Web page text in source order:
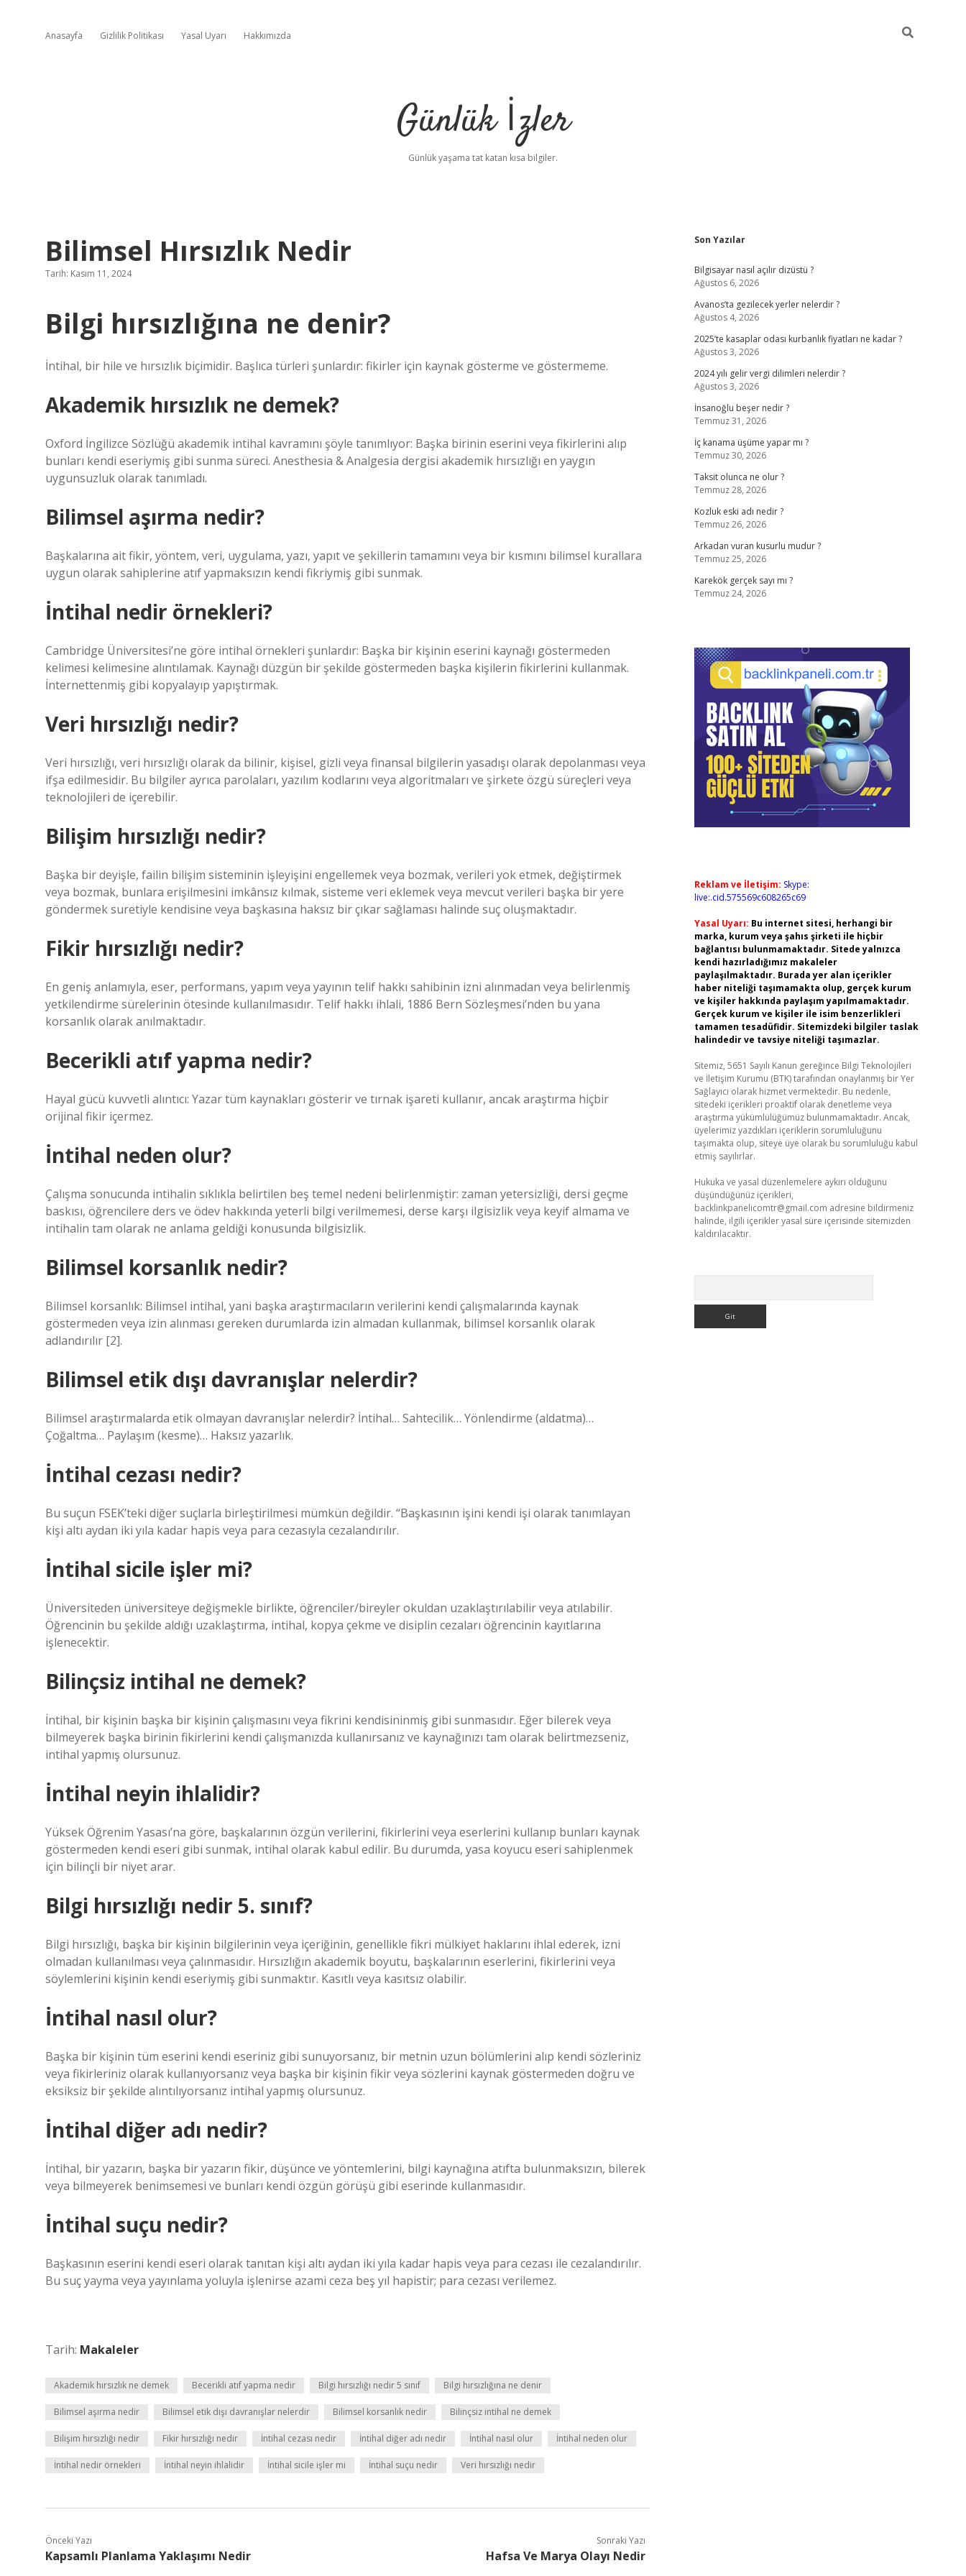
Anasayfa Gizlilik Politikası Yasal Uyarı Hakkımızda
Günlük İzler
Günlük yaşama tat katan kısa bilgiler.
Bilimsel Hırsızlık Nedir
Tarih: Kasım 11, 2024
Bilgi hırsızlığına ne denir?
İntihal, bir hile ve hırsızlık biçimidir. Başlıca türleri şunlardır: fikirler için kaynak gösterme ve göstermeme.
Akademik hırsızlık ne demek?
Oxford İngilizce Sözlüğü akademik intihal kavramını şöyle tanımlıyor: Başka birinin eserini veya fikirlerini alıp
bunları kendi eseriymiş gibi sunma süreci. Anesthesia & Analgesia dergisi akademik hırsızlığı en yaygın
uygunsuzluk olarak tanımladı.
Bilimsel aşırma nedir?
Başkalarına ait fikir, yöntem, veri, uygulama, yazı, yapıt ve şekillerin tamamını veya bir kısmını bilimsel kurallara
uygun olarak sahiplerine atıf yapmaksızın kendi fikriymiş gibi sunmak.
İntihal nedir örnekleri?
Cambridge Üniversitesi’ne göre intihal örnekleri şunlardır: Başka bir kişinin eserini kaynağı göstermeden
kelimesi kelimesine alıntılamak. Kaynağı düzgün bir şekilde göstermeden başka kişilerin fikirlerini kullanmak.
İnternettenmiş gibi kopyalayıp yapıştırmak.
Veri hırsızlığı nedir?
Veri hırsızlığı, veri hırsızlığı olarak da bilinir, kişisel, gizli veya finansal bilgilerin yasadışı olarak depolanması veya
ifşa edilmesidir. Bu bilgiler ayrıca parolaları, yazılım kodlarını veya algoritmaları ve şirkete özgü süreçleri veya
teknolojileri de içerebilir.
Bilişim hırsızlığı nedir?
Başka bir deyişle, failin bilişim sisteminin işleyişini engellemek veya bozmak, verileri yok etmek, değiştirmek
veya bozmak, bunlara erişilmesini imkânsız kılmak, sisteme veri eklemek veya mevcut verileri başka bir yere
göndermek suretiyle kendisine veya başkasına haksız bir çıkar sağlaması halinde suç oluşmaktadır.
Fikir hırsızlığı nedir?
En geniş anlamıyla, eser, performans, yapım veya yayının telif hakkı sahibinin izni alınmadan veya belirlenmiş
yetkilendirme sürelerinin ötesinde kullanılmasıdır. Telif hakkı ihlali, 1886 Bern Sözleşmesi’nden bu yana
korsanlık olarak anılmaktadır.
Becerikli atıf yapma nedir?
Hayal gücü kuvvetli alıntıcı: Yazar tüm kaynakları gösterir ve tırnak işareti kullanır, ancak araştırma hiçbir
orijinal fikir içermez.
İntihal neden olur?
Çalışma sonucunda intihalin sıklıkla belirtilen beş temel nedeni belirlenmiştir: zaman yetersizliği, dersi geçme
baskısı, öğrencilere ders ve ödev hakkında yeterli bilgi verilmemesi, derse karşı ilgisizlik veya keyif almama ve
intihalin tam olarak ne anlama geldiği konusunda bilgisizlik.
Bilimsel korsanlık nedir?
Bilimsel korsanlık: Bilimsel intihal, yani başka araştırmacıların verilerini kendi çalışmalarında kaynak
göstermeden veya izin alınması gereken durumlarda izin almadan kullanmak, bilimsel korsanlık olarak
adlandırılır [2].
Bilimsel etik dışı davranışlar nelerdir?
Bilimsel araştırmalarda etik olmayan davranışlar nelerdir? İntihal… Sahtecilik… Yönlendirme (aldatma)…
Çoğaltma… Paylaşım (kesme)… Haksız yazarlık.
İntihal cezası nedir?
Bu suçun FSEK’teki diğer suçlarla birleştirilmesi mümkün değildir. “Başkasının işini kendi işi olarak tanımlayan
kişi altı aydan iki yıla kadar hapis veya para cezasıyla cezalandırılır.
İntihal sicile işler mi?
Üniversiteden üniversiteye değişmekle birlikte, öğrenciler/bireyler okuldan uzaklaştırılabilir veya atılabilir.
Öğrencinin bu şekilde aldığı uzaklaştırma, intihal, kopya çekme ve disiplin cezaları öğrencinin kayıtlarına
işlenecektir.
Bilinçsiz intihal ne demek?
İntihal, bir kişinin başka bir kişinin çalışmasını veya fikrini kendisininmiş gibi sunmasıdır. Eğer bilerek veya
bilmeyerek başka birinin fikirlerini kendi çalışmanızda kullanırsanız ve kaynağınızı tam olarak belirtmezseniz,
intihal yapmış olursunuz.
İntihal neyin ihlalidir?
Yüksek Öğrenim Yasası’na göre, başkalarının özgün verilerini, fikirlerini veya eserlerini kullanıp bunları kaynak
göstermeden kendi eseri gibi sunmak, intihal olarak kabul edilir. Bu durumda, yasa koyucu eseri sahiplenmek
için bilinçli bir niyet arar.
Bilgi hırsızlığı nedir 5. sınıf?
Bilgi hırsızlığı, başka bir kişinin bilgilerinin veya içeriğinin, genellikle fikri mülkiyet haklarını ihlal ederek, izni
olmadan kullanılması veya çalınmasıdır. Hırsızlığın akademik boyutu, başkalarının eserlerini, fikirlerini veya
söylemlerini kişinin kendi eseriymiş gibi sunmaktır. Kasıtlı veya kasıtsız olabilir.
İntihal nasıl olur?
Başka bir kişinin tüm eserini kendi eseriniz gibi sunuyorsanız, bir metnin uzun bölümlerini alıp kendi sözleriniz
veya fikirleriniz olarak kullanıyorsanız veya başka bir kişinin fikir veya sözlerini kaynak göstermeden doğru ve
eksiksiz bir şekilde alıntılıyorsanız intihal yapmış olursunuz.
İntihal diğer adı nedir?
İntihal, bir yazarın, başka bir yazarın fikir, düşünce ve yöntemlerini, bilgi kaynağına atıfta bulunmaksızın, bilerek
veya bilmeyerek benimsemesi ve bunları kendi özgün görüşü gibi eserinde kullanmasıdır.
İntihal suçu nedir?
Başkasının eserini kendi eseri olarak tanıtan kişi altı aydan iki yıla kadar hapis veya para cezası ile cezalandırılır.
Bu suç yayma veya yayınlama yoluyla işlenirse azami ceza beş yıl hapistir; para cezası verilemez.
Tarih: Makaleler
Akademik hırsızlık ne demek Becerikli atıf yapma nedir Bilgi hırsızlığı nedir 5 sınıf Bilgi hırsızlığına ne denir
Bilimsel aşırma nedir Bilimsel etik dışı davranışlar nelerdir Bilimsel korsanlık nedir Bilinçsiz intihal ne demek
Bilişim hırsızlığı nedir Fikir hırsızlığı nedir İntihal cezası nedir İntihal diğer adı nedir İntihal nasıl olur İntihal neden olur
İntihal nedir örnekleri İntihal neyin ihlalidir İntihal sicile işler mi İntihal suçu nedir Veri hırsızlığı nedir
Önceki Yazı
Kapsamlı Planlama Yaklaşımı Nedir
Sonraki Yazı
Hafsa Ve Marya Olayı Nedir
Sidebar
Son Yazılar
Bilgisayar nasıl açılır dizüstü ?
Ağustos 6, 2026
Avanos’ta gezilecek yerler nelerdir ?
Ağustos 4, 2026
2025’te kasaplar odası kurbanlık fiyatları ne kadar ?
Ağustos 3, 2026
2024 yılı gelir vergi dilimleri nelerdir ?
Ağustos 3, 2026
İnsanoğlu beşer nedir ?
Temmuz 31, 2026
İç kanama üşüme yapar mı ?
Temmuz 30, 2026
Taksit olunca ne olur ?
Temmuz 28, 2026
Kozluk eski adı nedir ?
Temmuz 26, 2026
Arkadan vuran kusurlu mudur ?
Temmuz 25, 2026
Karekök gerçek sayı mı ?
Temmuz 24, 2026
Reklam ve İletişim: Skype:
live:.cid.575569c608265c69
Yasal Uyarı: Bu internet sitesi, herhangi bir
marka, kurum veya şahıs şirketi ile hiçbir
bağlantısı bulunmamaktadır. Sitede yalnızca
kendi hazırladığımız makaleler
paylaşılmaktadır. Burada yer alan içerikler
haber niteliği taşımamakta olup, gerçek kurum
ve kişiler hakkında paylaşım yapılmamaktadır.
Gerçek kurum ve kişiler ile isim benzerlikleri
tamamen tesadüfidir. Sitemizdeki bilgiler taslak
halindedir ve tavsiye niteliği taşımazlar.
Sitemiz, 5651 Sayılı Kanun gereğince Bilgi Teknolojileri
ve İletişim Kurumu (BTK) tarafından onaylanmış bir Yer
Sağlayıcı olarak hizmet vermektedir. Bu nedenle,
sitedeki içerikleri proaktif olarak denetleme veya
araştırma yükümlülüğümüz bulunmamaktadır. Ancak,
üyelerimiz yazdıkları içeriklerin sorumluluğunu
taşımakta olup, siteye üye olarak bu sorumluluğu kabul
etmiş sayılırlar.
Hukuka ve yasal düzenlemelere aykırı olduğunu
düşündüğünüz içerikleri,
backlinkpanelicomtr@gmail.com adresine bildirmeniz
halinde, ilgili içerikler yasal süre içerisinde sitemizden
kaldırılacaktır.